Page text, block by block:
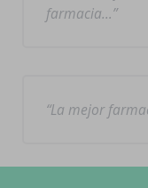
farmacia…
La mejor